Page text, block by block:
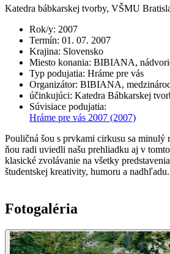
Katedra bábkarskej tvorby, VŠMU
Rok/y: 2007
Termín: 01. 07. 2007
Krajina: Slovensko
Miesto konania: BIBIANA,
Typ podujatia: Hráme pre vás
Organizátor: BIBIANA,
účinkujúci: Katedra Bábkarskej
Súvisiace podujatia:
Hráme pre vás 2007 (2007)
Pouličná šou s prvkami cirkusu sa minulý
ňou radi uviedli našu prehliadku aj v
klasické zvolávanie na všetky
študentskej kreativity, humoru a nadhľadu.
Fotogaléria